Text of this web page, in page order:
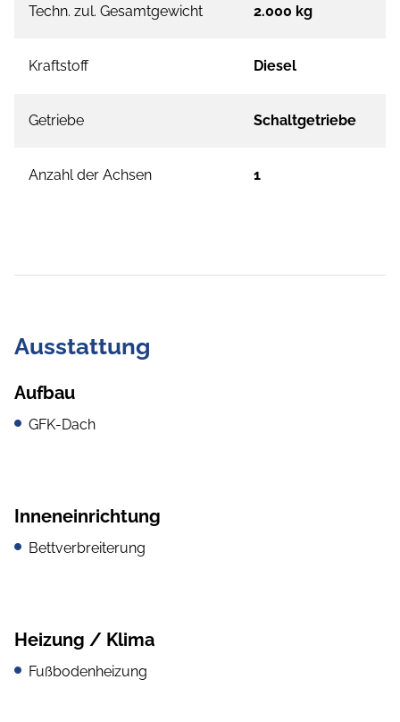
Techn. zul. Gesamtgewicht 2.000 kg
Kraftstoff Diesel
Getriebe Schaltgetriebe
Anzahl der Achsen 1
Ausstattung
Aufbau
GFK-Dach
Inneneinrichtung
Bettverbreiterung
Heizung / Klima
Fußbodenheizung